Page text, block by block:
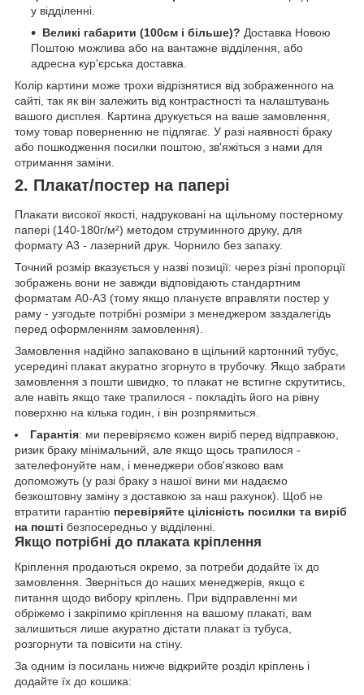
у відділенні.
Великі габарити (100см і більше)? Доставка Новою
Поштою можлива або на вантажне відділення, або
адресна кур'єрська доставка.
Колір картини може трохи відрізнятися від зображенного на
сайті, так як він залежить від контрастності та налаштувань
вашого дисплея. Картина друкується на ваше замовлення,
тому товар поверненню не підлягає. У разі наявності браку
або пошкодження посилки поштою, зв'яжіться з нами для
отримання заміни.
2. Плакат/постер на папері
Плакати високої якості, надруковані на щільному постерному
папері (140-180г/м²) методом струминного друку, для
формату А3 - лазерний друк. Чорнило без запаху.
Точний розмір вказується у назві позиції: через різні пропорції
зображень вони не завжди відповідають стандартним
форматам А0-А3 (тому якщо плануєте вправляти постер у
раму - узгодьте потрібні розміри з менеджером заздалегідь
перед оформленням замовлення).
Замовлення надійно запаковано в щільний картонний тубус,
усередині плакат акуратно згорнуто в трубочку. Якщо забрати
замовлення з пошти швидко, то плакат не встигне скрутитись,
але навіть якщо таке трапилося - покладіть його на рівну
поверхню на кілька годин, і він розпрямиться.
Гарантія: ми перевіряємо кожен виріб перед відправкою,
ризик браку мінімальний, але якщо щось трапилося -
зателефонуйте нам, і менеджери обов'язково вам
допоможуть (у разі браку з нашої вини ми надаємо
безкоштовну заміну з доставкою за наш рахунок). Щоб не
втратити гарантію перевіряйте цілісність посилки та виріб
на пошті безпосередньо у відділенні.
Якщо потрібні до плаката кріплення
Кріплення продаються окремо, за потреби додайте їх до
замовлення. Зверніться до наших менеджерів, якщо є
питання щодо вибору кріплень. При відправленні ми
обріжемо і закріпимо кріплення на вашому плакаті, вам
залишиться лише акуратно дістати плакат із тубуса,
розгорнути та повісити на стіну.
За одним із посилань нижче відкрийте розділ кріплень і
додайте їх до кошика: